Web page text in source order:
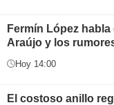
Fermín López
Araújo y los
Hoy 14:00
El costoso anillo